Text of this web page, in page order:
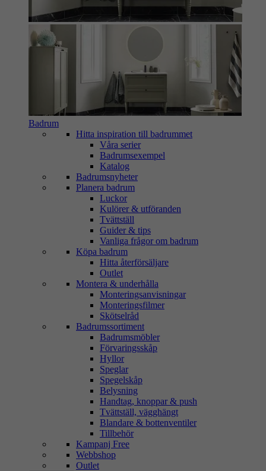
Badrum
Hitta inspiration till badrummet
Våra serier
Badrumsexempel
Katalog
Badrumsnyheter
Planera badrum
Luckor
Kulörer & utföranden
Tvättställ
Guider & tips
Vanliga frågor om badrum
Köpa badrum
Hitta återförsäljare
Outlet
Montera & underhålla
Monteringsanvisningar
Monteringsfilmer
Skötselråd
Badrumssortiment
Badrumsmöbler
Förvaringsskåp
Hyllor
Speglar
Spegelskåp
Belysning
Handtag, knoppar & push
Tvättställ, vägghängt
Blandare & bottenventiler
Tillbehör
Kampanj Free
Webbshop
Outlet